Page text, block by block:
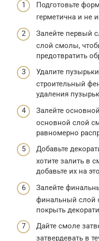
Подготовьте
герметична и не
Залейте первый
слой смолы,
предотвратить
Удалите
строительный
удаления
Залейте
основной слой
равномерно
Добавьте
хотите залить в
добавьте их на
Залейте
финальный слой
покрыть
Дайте смоле
затвердевать в